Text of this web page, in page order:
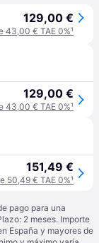
129,00 €
43,00 € TAE 0%¹
129,00 €
43,00 € TAE 0%¹
151,49 €
50,49 € TAE 0%¹
pago para una
2 meses. Importe
España y mayores de